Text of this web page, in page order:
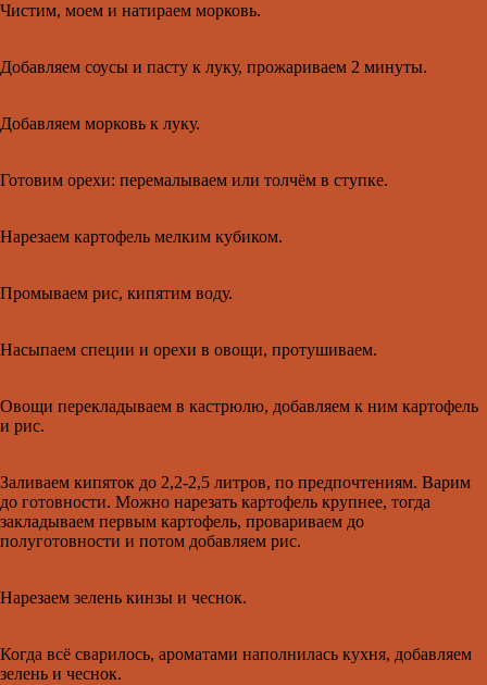
Чистим, моем и натираем морковь.
Добавляем соусы и пасту к луку, прожариваем 2 минуты.
Добавляем морковь к луку.
Готовим орехи: перемалываем или толчём в ступке.
Нарезаем картофель мелким кубиком.
Промываем рис, кипятим воду.
Насыпаем специи и орехи в овощи, протушиваем.
Овощи перекладываем в кастрюлю, добавляем к ним картофель
и рис.
Заливаем кипяток до 2,2-2,5 литров, по предпочтениям. Варим
до готовности. Можно нарезать картофель крупнее, тогда
закладываем первым картофель, провариваем до
полуготовности и потом добавляем рис.
Нарезаем зелень кинзы и чеснок.
Когда всё сварилось, ароматами наполнилась кухня, добавляем
зелень и чеснок.